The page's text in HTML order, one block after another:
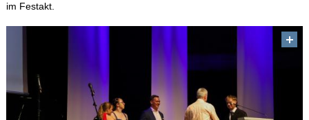
im Festakt.